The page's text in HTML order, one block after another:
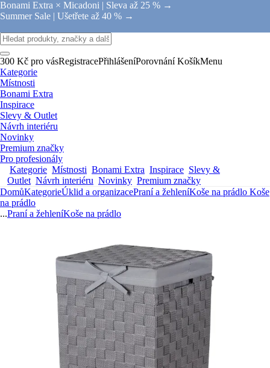
Bonami Extra × Micadoni | Sleva až 25 % →
Summer Sale | Ušetřete až 40 % →
300 Kč pro vásRegistracePřihlášeníPorovnání KošíkMenu
Kategorie
Místnosti
Bonami Extra
Inspirace
Slevy & Outlet
Návrh interiéru
Novinky
Premium značky
Pro profesionály
Kategorie Místnosti Bonami Extra Inspirace Slevy &
Outlet Návrh interiéru Novinky Premium značky
DomůKategorieÚklid a organizacePraní a žehleníKoše na prádlo Koše
na prádlo
...Praní a žehleníKoše na prádlo